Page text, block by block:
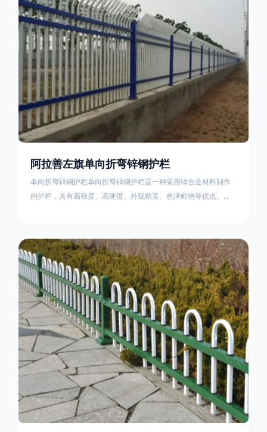
阿拉善左旗单向折弯锌钢护栏
单向折弯锌钢护栏单向折弯锌钢护栏是一种采用锌合金材料制作
的护栏，具有高强度、高硬度、外观精美、色泽鲜艳等优点。该
再加上防盗垫圈，这样能够避免护栏被人轻易拆卸；适合于大批
量生产，能够很好的与自然相融合。单向折弯锌钢护栏可以用于
住宅小区、工厂院校、道路交通等场所。该产品具有高强度、高
硬度、外观